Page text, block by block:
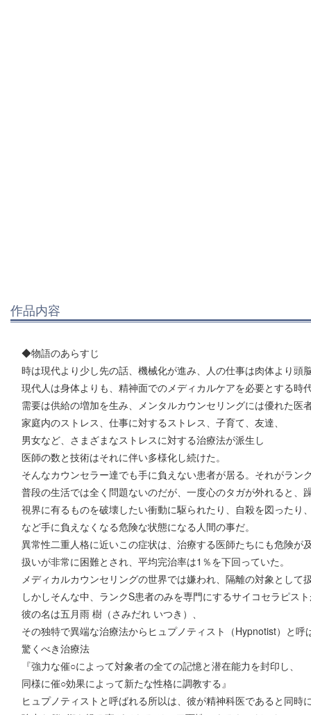
作品内容
◆物語のあらすじ
時は現代より少し先の話、機械化が進み、人の仕事は肉体より頭
現代人は身体よりも、精神面でのメディカルケアを必要とする時
需要は供給の増加を生み、メンタルカウンセリングには優れた医
家庭内のストレス、仕事に対するストレス、子育て、友達、
男女など、さまざまなストレスに対する治療法が派生し
医師の数と技術はそれに伴い多様化し続けた。
そんなカウンセラー達でも手に負えない患者が居る。それがラン
普段の生活では全く問題ないのだが、一度心のタガが外れると、
視界に有るものを破壊したい衝動に駆られたり、自殺を図ったり
など手に負えなくなる危険な状態になる人間の事だ。
異常性二重人格に近いこの症状は、治療する医師たちにも危険が
扱いが非常に困難とされ、平均完治率は1％を下回っていた。
メディカルカウンセリングの世界では嫌われ、隔離の対象として
しかしそんな中、ランクS患者のみを専門にするサイコセラピス
彼の名は五月雨 樹（さみだれ いつき）、
その独特で異端な治療法からヒュプノティスト（Hypnotist）と呼
驚くべき治療法
『強力な催○によって対象者の全ての記憶と潜在能力を封印し、
同様に催○効果によって新たな性格に調教する』
ヒュプノティストと呼ばれる所以は、彼が精神科医であると同時